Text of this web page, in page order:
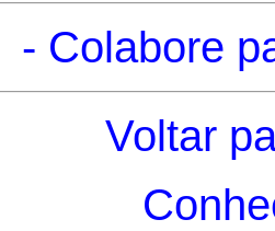
- Colabore
Voltar